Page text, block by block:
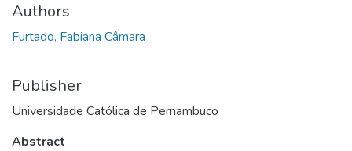
Authors
Furtado, Fabiana Câmara
Publisher
Universidade Católica de Pernambuco
Abstract